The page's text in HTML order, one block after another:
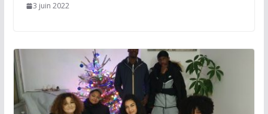
3 juin 2022